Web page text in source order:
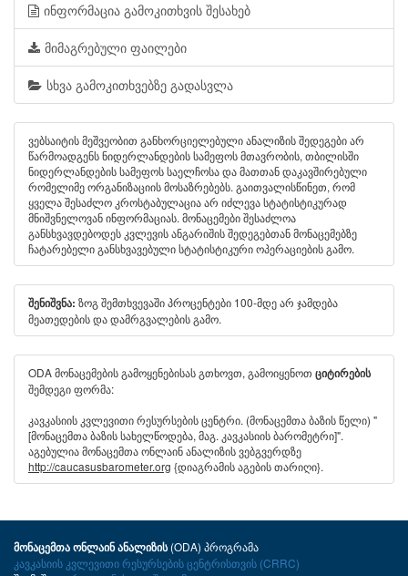
ინფორმაცია გამოკითხვის შესახებ
მიმაგრებული ფაილები
სხვა გამოკითხვებზე გადასვლა
ვებსაიტის მეშვეობით განხორციელებული ანალიზის შედეგები არ
წარმოადგენს ნიდერლანდების სამეფოს მთავრობის, თბილისში
ნიდერლანდების სამეფოს საელჩოსა და მათთან დაკავშირებული
რომელიმე ორგანიზაციის მოსაზრებებს. გაითვალისწინეთ, რომ
ყველა შესაძლო კროსტაბულაცია არ იძლევა სტატისტიკურად
მნიშვნელოვან ინფორმაციას. მონაცემები შესაძლოა
განსხვავდებოდეს კვლევის ანგარიშის შედეგებთან მონაცემებზე
ჩატარებელი განსხვავებული სტატისტიკური ოპერაციების გამო.
შენიშვნა: ზოგ შემთხვევაში პროცენტები 100-მდე არ ჯამდება
მეათედების და დამრგვალების გამო.
ODA მონაცემების გამოყენებისას გთხოვთ, გამოიყენოთ ციტირების
შემდეგი ფორმა:
კავკასიის კვლევითი რესურსების ცენტრი. (მონაცემთა ბაზის წელი) "
[მონაცემთა ბაზის სახელწოდება, მაგ. კავკასიის ბარომეტრი]".
აგებულია მონაცემთა ონლაინ ანალიზის ვებგვერდზე
http://caucasusbarometer.org {დიაგრამის აგების თარიღი}.
მონაცემთა ონლაინ ანალიზის(ODA) პროგრამა
კავკასიის კვლევითი რესურსების ცენტრისთვის (CRRC)